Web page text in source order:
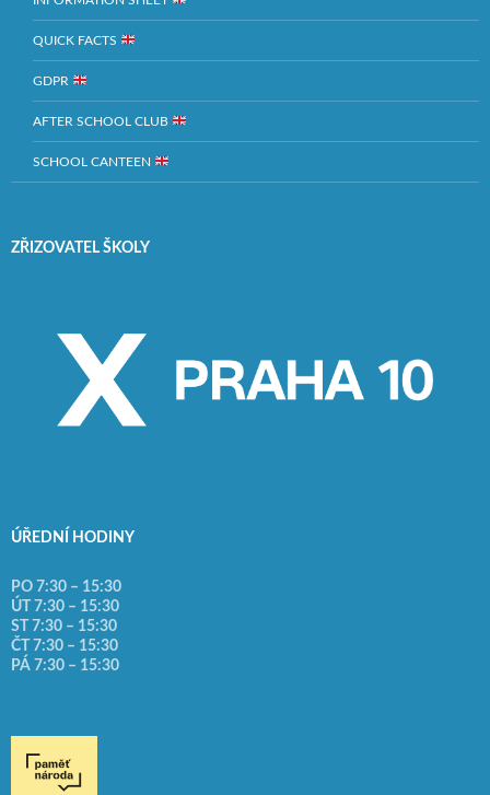
QUICK FACTS
GDPR
AFTER SCHOOL CLUB
SCHOOL CANTEEN
ZŘIZOVATEL ŠKOLY
ÚŘEDNÍ HODINY
PO 7:30 – 15:30
ÚT 7:30 – 15:30
ST 7:30 – 15:30
ČT 7:30 – 15:30
PÁ 7:30 – 15:30